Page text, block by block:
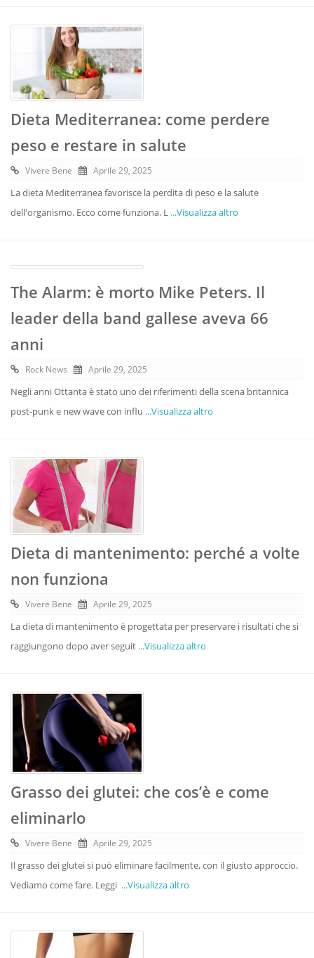
Dieta Mediterranea: come perdere
peso e restare in salute
Vivere Bene Aprile 29, 2025
La dieta Mediterranea favorisce la perdita di peso e la salute
dell'organismo. Ecco come funziona. L ...Visualizza altro
The Alarm: è morto Mike Peters. Il
leader della band gallese aveva 66
anni
Rock News Aprile 29, 2025
Negli anni Ottanta è stato uno dei riferimenti della scena britannica
post-punk e new wave con influ ...Visualizza altro
Dieta di mantenimento: perché a volte
non funziona
Vivere Bene Aprile 29, 2025
La dieta di mantenimento è progettata per preservare i risultati che si
raggiungono dopo aver seguit ...Visualizza altro
Grasso dei glutei: che cos’è e come
eliminarlo
Vivere Bene Aprile 29, 2025
Il grasso dei glutei si può eliminare facilmente, con il giusto approccio.
Vediamo come fare. Leggi ...Visualizza altro